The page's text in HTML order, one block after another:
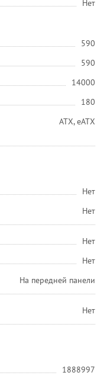
Нет
590
590
14000
180
ATX, eATX
Нет
Нет
Нет
Нет
На передней панели
Нет
1888997